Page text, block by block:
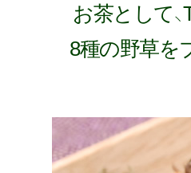
お茶として、
8種の野草を